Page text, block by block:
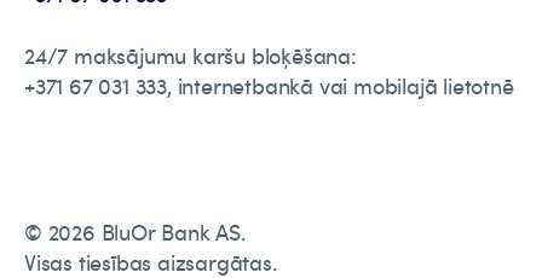
24/7 maksājumu karšu bloķēšana:
+371 67 031 333, internetbankā vai mobilajā lietotnē
© 2026 BluOr Bank AS.
Visas tiesības aizsargātas.